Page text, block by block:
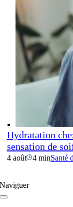
Hydratation
sensation de
4 août 4 minSanté
Naviguer
Navigation